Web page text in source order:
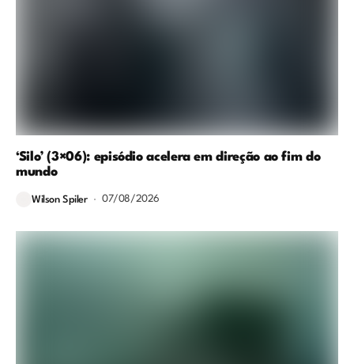
‘Silo’ (3×06): episódio acelera em direção ao fim do
mundo
Wilson Spiler 07/08/2026